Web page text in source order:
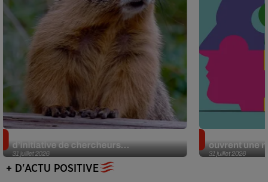
31 juillet 2026
d’initiative de chercheurs...
31 juillet 2026
ouvrent une
+ D'ACTU POSITIVE